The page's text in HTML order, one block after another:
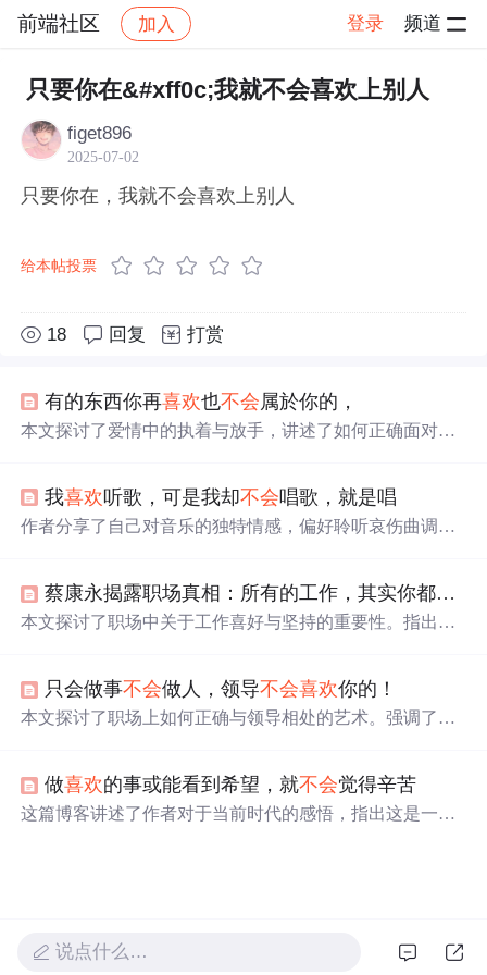
前端社区 加入 登录 频道
社区 前端社区 感慨 帖子详情
只要你在&#xff0c;我就不会喜欢上别人
figet896
2025-07-02
只要你在，我就不会喜欢上别人
给本帖投票
18 回复 打赏
有的东西你再喜欢也不会 属於你的，
本文探讨了爱情中的执着与放手，讲述了如何正确面对感
我喜欢听歌，可是我却不会唱歌，就是唱
作者分享了自己对音乐的独特情感，偏好聆听哀伤曲调，
蔡康永揭露职场真相：所有的工作，其实你都
不会
本文探讨了职场中关于工作喜好与坚持的重要性。指出很
跳槽的年轻小伙还是对工作热情减退的朋友吴月，都反映
了职场人对工作态度的迷茫。强调工作不仅仅是喜欢与否
只会做事不会做人，领导不会喜欢你的！
本文探讨了职场上如何正确与领导相处的艺术。强调了在
效沟通和适时赞美对于职场关系的重要性。
做喜欢的事或能看到希望，就不会觉得辛苦
这篇博客讲述了作者对于当前时代的感悟，指出这是一个
说点什么…